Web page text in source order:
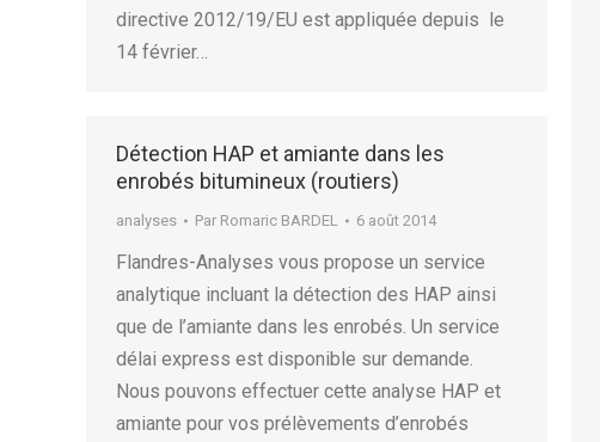
directive 2012/19/EU est appliquée depuis le
14 février…
Détection HAP et amiante dans les
enrobés bitumineux (routiers)
analyses Par Romaric BARDEL 6 août 2014
Flandres-Analyses vous propose un service
analytique incluant la détection des HAP ainsi
que de l’amiante dans les enrobés. Un service
délai express est disponible sur demande.
Nous pouvons effectuer cette analyse HAP et
amiante pour vos prélèvements d’enrobés